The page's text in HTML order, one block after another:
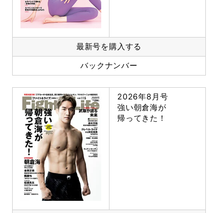
最新号を購入する
バックナンバー
2026年8月号
強い朝倉海が
帰ってきた！